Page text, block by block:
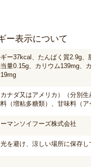
ー表示について
ー37kcal、たんぱく質2.9g、
量0.15g、カリウム139mg、
ナダ又はアメリカ）（分別
（増粘多糖類）、甘味料（
マンソイフーズ株式会社
を避け、涼しい場所に保存し